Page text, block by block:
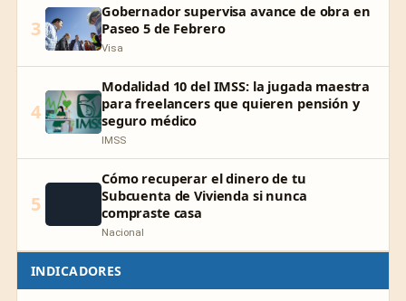
3
Gobernador supervisa avance de obra en
Paseo 5 de Febrero
Visa
4
Modalidad 10 del IMSS: la jugada maestra
para freelancers que quieren pensión y
seguro médico
IMSS
5
Cómo recuperar el dinero de tu
Subcuenta de Vivienda si nunca
compraste casa
Nacional
INDICADORES